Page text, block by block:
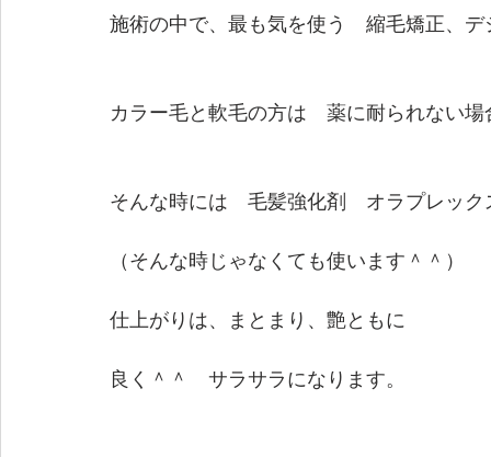
施術の中で、最も気を使う　縮毛矯正、デ
カラー毛と軟毛の方は　薬に耐られない
そんな時には　毛髪強化剤　オラプレッ
（そんな時じゃなくても使います＾＾）
仕上がりは、まとまり、艶ともに
良く＾＾　サラサラになります。